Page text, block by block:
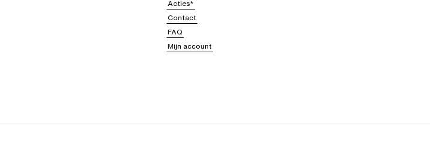
Acties*
Contact
FAQ
Mijn account